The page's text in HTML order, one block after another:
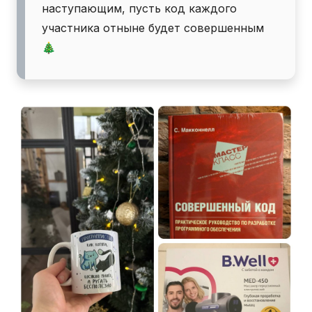
наступающим, пусть код каждого
участника отныне будет совершенным
🎄